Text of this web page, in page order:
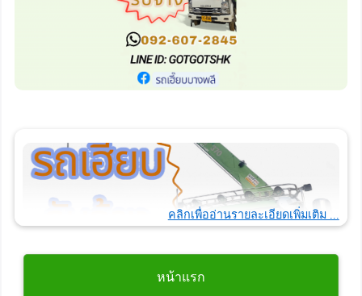
คลิกเพื่ออ่านรายละเอียดเพิ่มเติม ...
หน้าแรก